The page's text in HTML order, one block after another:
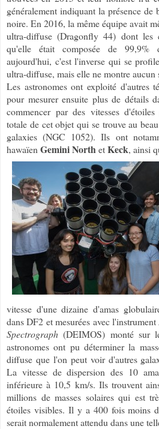
généralement indiquant la présence de
noire. En 2016, la même équipe avait
ultra-diffuse (Dragonfly 44) dont les
qu'elle était composée de 99,9%
aujourd'hui, c'est l'inverse qui se
ultra-diffuse, mais elle ne montre aucun
Les astronomes ont exploité d'autres
pour mesurer ensuite plus de détails
commencer par des vitesses
totale de cet objet qui se trouve au
galaxies (NGC 1052). Ils ont
hawaïen Gemini NorthetKeck, ainsi
vitesse d'une dizaine d'amas
dans DF2 et mesurées avec l'instrument
Spectrograph(DEIMOS) monté sur
astronomes ont pu déterminer la
diffuse que l'on peut voir d'autres
La vitesse de dispersion des 10
inférieure à 10,5 km/s. Ils trouvent
millions de masses solaires qui est
étoiles visibles. Il y a 400 fois moins
serait normalement attendu dans une